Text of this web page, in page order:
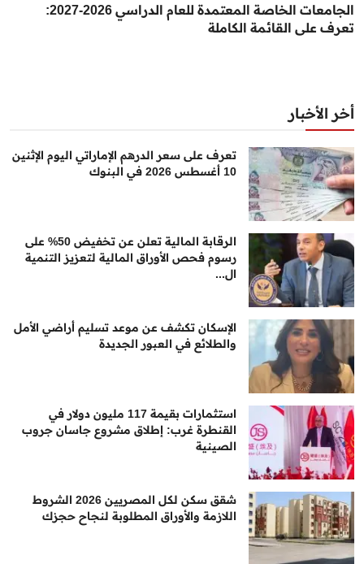
الجامعات الخاصة المعتمدة للعام الدراسي 2026-2027:
تعرف على القائمة الكاملة
أخر الأخبار
تعرف على سعر الدرهم الإماراتي اليوم الإثنين
10 أغسطس 2026 في البنوك
الرقابة المالية تعلن عن تخفيض 50% على
رسوم فحص الأوراق المالية لتعزيز التنمية
ال...
الإسكان تكشف عن موعد تسليم أراضي الأمل
والطلائع في العبور الجديدة
استثمارات بقيمة 117 مليون دولار في
القنطرة غرب: إطلاق مشروع جاسان جروب
الصينية
شقق سكن لكل المصريين 2026 الشروط
اللازمة والأوراق المطلوبة لنجاح حجزك